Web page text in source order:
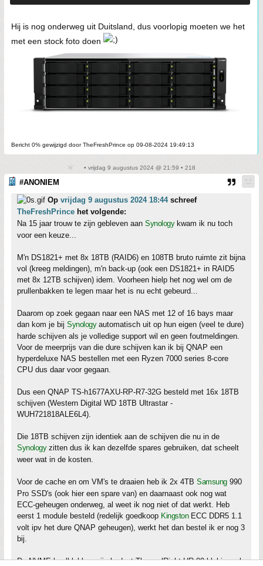
Hij is nog onderweg uit Duitsland, dus voorlopig moeten we het
met een stock foto doen
Bericht 0% gewijzigd door TheFreshPrince op 09-08-2024 19:49:13
• vrijdag 9 augustus 2024 @ 21:59 • 218
#ANONIEM
Op vrijdag 9 augustus 2024 18:44schreef
TheFreshPrince het volgende:
Na 15 jaar trouw te zijn gebleven aan Synologykwam ik nu toch
voor een keuze...
M'n DS1821+ met 8x 18TB (RAID6) en 108TB bruto ruimte zit bijna
vol (kreeg meldingen), m'n back-up (ook een DS1821+ in RAID5
met 8x 12TB schijven) idem. Voorheen hielp het nog wel om de
prullenbakken te legen maar het is nu echt gebeurd...
Daarom op zoek gegaan naar een NAS met 12 of 16 bays maar
dan kom je bij Synologyautomatisch uit op hun eigen (veel te dure)
harde schijven als je volledige support wil en geen foutmeldingen.
Voor de meerprijs van die dure schijven kan ik bij QNAP een
hyperdeluxe NAS bestellen met een Ryzen 7000 series 8-core
CPU dus daar voor gegaan.
Dus een QNAP TS-h1677AXU-RP-R7-32G besteld met 16x 18TB
schijven (Western Digital WD 18TB Ultrastar -
WUH721818ALE6L4).
Die 18TB schijven zijn identiek aan de schijven die nu in de
Synologyzitten dus ik kan dezelfde spares gebruiken, dat scheelt
weer wat in de kosten.
Voor de cache en om VM's te draaien heb ik 2x 4TB Samsung990
Pro SSD's (ook hier een spare van) en daarnaast ook nog wat
ECC-geheugen onderweg, al weet ik nog niet of dat werkt. Heb
eerst 1 module besteld (redelijk goedkoop KingstonECC DDR5 1.1
volt ipv het dure QNAP geheugen), werkt het dan bestel ik er nog 3
bij.
De NVME koelblokken zijn budget ThermalRight HR-09 blokjes, al